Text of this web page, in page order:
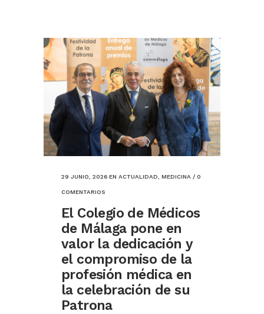
29 JUNIO, 2026 EN ACTUALIDAD MEDICINA / 0
COMENTARIOS
El Colegio de Médicos
de Málaga pone en
valor la dedicación y
el compromiso de la
profesión médica en
la celebración de su
Patrona